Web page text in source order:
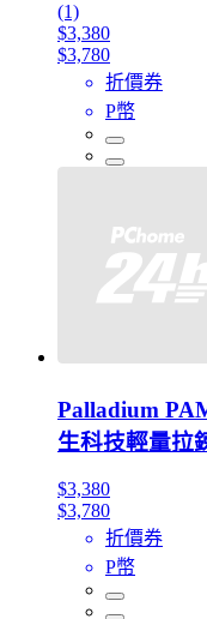
(1)
$3,380
$3,780
折價券
P幣
Palladium
生科技輕量拉
$3,380
$3,780
折價券
P幣